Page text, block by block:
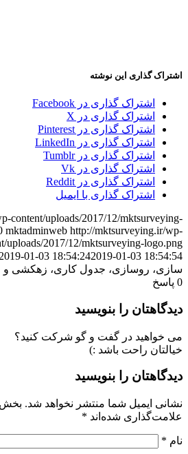
اشتراک گذاری این نوشته
اشتراک گذاری در Facebook
اشتراک گذاری در X
اشتراک گذاری در Pinterest
اشتراک گذاری در LinkedIn
اشتراک گذاری در Tumblr
اشتراک گذاری در Vk
اشتراک گذاری در Reddit
اشتراک گذاری با ایمیل
content/uploads/2017/12/mktsurveying-
mktadminweb http://mktsurveying.ir/wp-
uploads/2017/12/mktsurveying-logo.png
2019-01-03 18:54:242019-01-03 18:54:54
سازی، روسازی، جدول کاری، زهکشی
0 پاسخ
دیدگاهتان را بنویسید
می خواهید در گفت و گو شرکت کنید؟
خیالتان راحت باشد :)
دیدگاهتان را بنویسید
نشانی ایمیل شما منتشر نخواهد شد.
علامت‌گذاری شده‌اند *
نام *